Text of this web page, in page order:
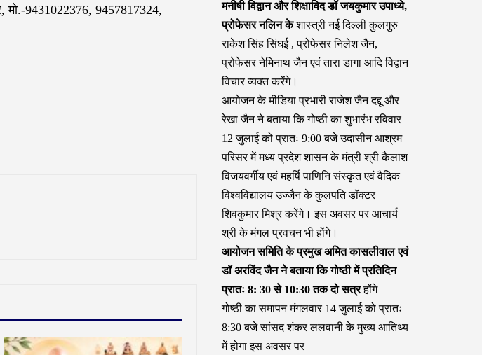
मो.-9431022376, 9457817324,
मनीषी विद्वान और शिक्षाविद डॉ जयकुमार उपाध्ये,
प्रोफेसर नलिन केशास्त्री नई दिल्ली कुलगुरु
राकेश सिंह सिंघई , प्रोफेसर निलेश जैन,
प्रोफेसर नेमिनाथ जैन एवं तारा डागा आदि विद्वान
विचार व्यक्त करेंगे।
आयोजन के मीडिया प्रभारी राजेश जैन दद्दू और
रेखा जैन ने बताया कि गोष्ठी का शुभारंभ रविवार
12 जुलाई को प्रातः 9:00 बजे उदासीन आश्रम
परिसर में मध्य प्रदेश शासन के मंत्री श्री कैलाश
विजयवर्गीय एवं महर्षि पाणिनि संस्कृत एवं वैदिक
विश्वविद्यालय उज्जैन के कुलपति डॉक्टर
शिवकुमार मिश्र करेंगे। इस अवसर पर आचार्य
श्री के मंगल प्रवचन भी होंगे।
आयोजन समिति के प्रमुख अमित कासलीवाल एवं
डॉ अरविंद जैन ने बताया कि गोष्ठी में प्रतिदिन
प्रातः 8: 30 से 10:30 तक दो सत्रहोंगे
गोष्ठी का समापन मंगलवार 14 जुलाई को प्रातः
8:30 बजे सांसद शंकर ललवानी के मुख्य आतिथ्य
में होगा इस अवसर पर